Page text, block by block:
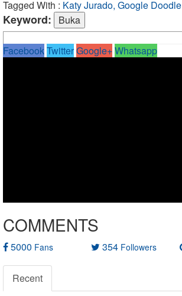
Tagged With : Katy Jurado, Google Doodle
Keyword:
Facebook TwitterGoogle+Whatsapp
COMMENTS
5000 Fans 354 Followers
Recent